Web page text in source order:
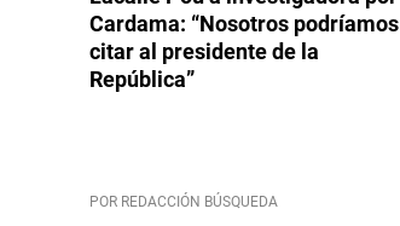
Cardama: “Nosotros podríamos
citar al presidente de la
República”
POR REDACCIÓN BÚSQUEDA